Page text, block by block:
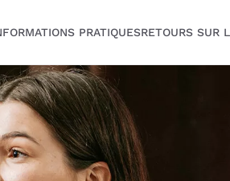
PRATIQUESRETOURS SUR